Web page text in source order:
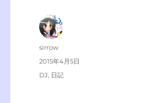
投
sirrow
投
2015年4月5日
カ
DJ, 日記